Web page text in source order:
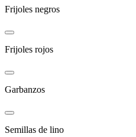
Frijoles negros
Frijoles rojos
Garbanzos
Semillas de lino